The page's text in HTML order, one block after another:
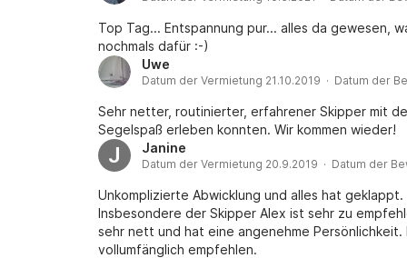
Top Tag... Entspannung pur... alles da gewesen,
nochmals dafür :-)
Uwe
Datum der Vermietung 21.10.2019 · Datum der
Sehr netter, routinierter, erfahrener Skipper mit
Segelspaß erleben konnten. Wir kommen wieder!
J Janine
Datum der Vermietung 20.9.2019 · Datum der
Unkomplizierte Abwicklung und alles hat
Insbesondere der Skipper Alex ist sehr zu
sehr nett und hat eine angenehme
vollumfänglich empfehlen.